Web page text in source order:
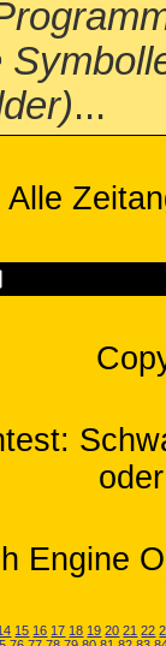
...
Alle
Engine
15 16 17 18 19 20 21 22